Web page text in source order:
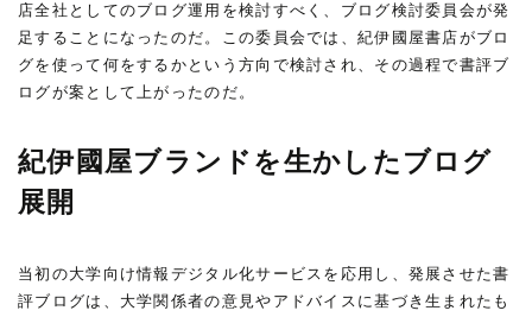
店全社としてのブログ運用を検討すべく、ブログ検討委員会が発
足することになったのだ。この委員会では、紀伊國屋書店がブロ
グを使って何をするかという方向で検討され、その過程で書評ブ
ログが案として上がったのだ。
紀伊國屋ブランドを生かしたブログ
展開
当初の大学向け情報デジタル化サービスを応用し、発展させた書
評ブログは、大学関係者の意見やアドバイスに基づき生まれたも